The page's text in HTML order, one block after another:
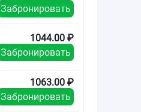
Забронировать
1044.00 ₽
Забронировать
1063.00 ₽
Забронировать